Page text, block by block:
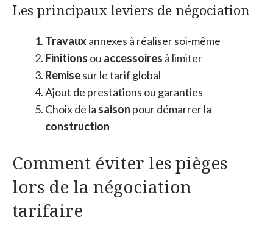
Les principaux leviers de négociation
Travaux annexes à réaliser soi-même
Finitions ou accessoires à limiter
Remisesur le tarif global
Ajout de prestations ou garanties
Choix de la saison pour démarrer la
construction
Comment éviter les pièges
lors de la négociation
tarifaire